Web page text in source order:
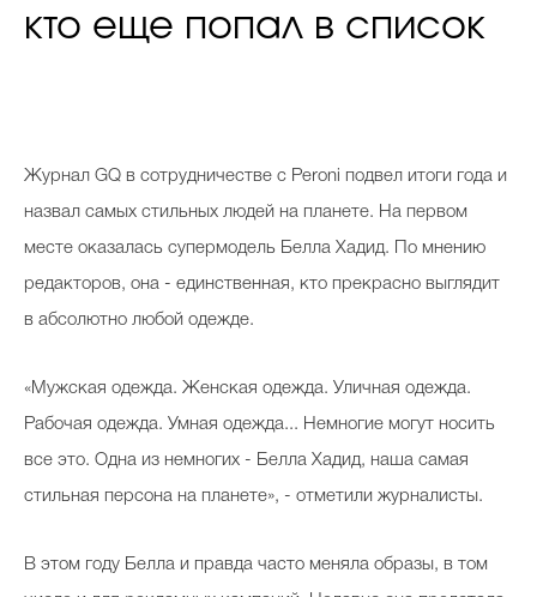
кто еще попал в список
Журнал GQ в сотрудничестве с Peroni подвел итоги года и
назвал самых стильных людей на планете. На первом
месте оказалась супермодель Белла Хадид. По мнению
редакторов, она - единственная, кто прекрасно выглядит
в абсолютно любой одежде.
«Мужская одежда. Женская одежда. Уличная одежда.
Рабочая одежда. Умная одежда... Немногие могут носить
все это. Одна из немногих - Белла Хадид, наша самая
стильная персона на планете», - отметили журналисты.
В этом году Белла и правда часто меняла образы, в том